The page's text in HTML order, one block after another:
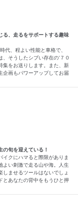
る、走るをサポートする趣味
代、程よい性能と車格で、
そうしたシブい存在の’７０
集をお送りします。また、新
企画もパワーアップしてお届
旬を迎えている！
イクにハマると際限がありま
よい刺激で走る山や海。人生
しませるツールはないでしょ
とあなたの背中をもうひと押